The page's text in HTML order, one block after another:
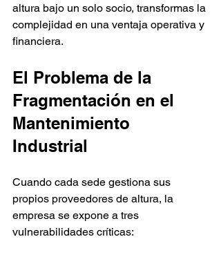
altura bajo un solo socio, transformas la
complejidad en una ventaja operativa y
financiera.
El Problema de la
Fragmentación en el
Mantenimiento
Industrial
Cuando cada sede gestiona sus
propios proveedores de altura, la
empresa se expone a tres
vulnerabilidades críticas: